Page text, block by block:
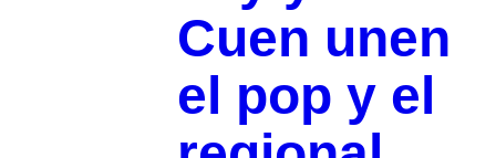
Cuen unen
el pop y el